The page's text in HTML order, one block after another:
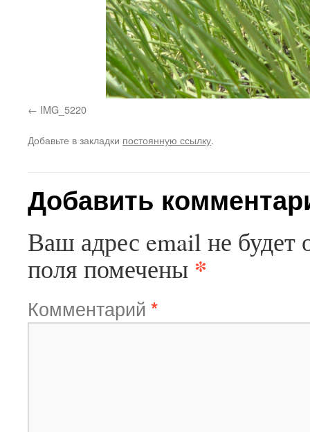
IMG_5220
Добавьте в закладки постоянную ссылку.
Добавить
Ваш адрес email не будет
поля помечены *
Комментарий *